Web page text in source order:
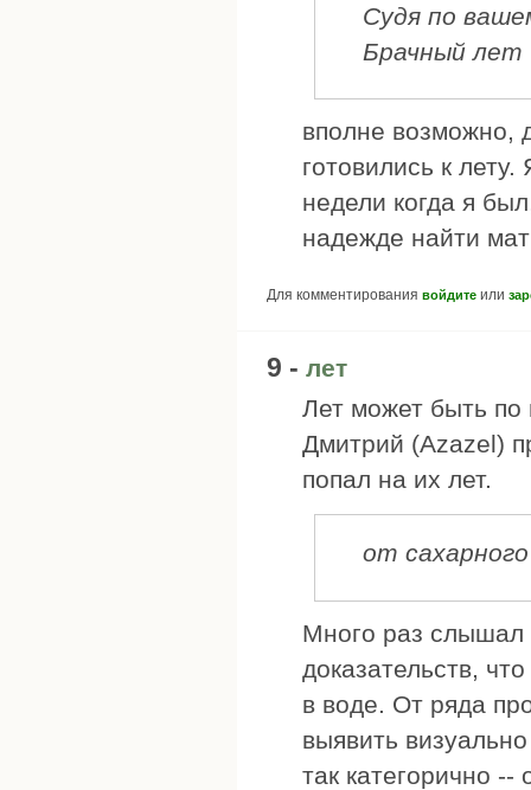
Судя по
Брачный лет
вполне возможно,
готовились к
недели когда я
надежде найти
Для комментирования войдите или
9 - лет
Лет может быть по
Дмитрий (Azazel)
попал на их лет.
от
Много раз слышал
доказательств,
в воде. От ряда
выявить
так категорично --